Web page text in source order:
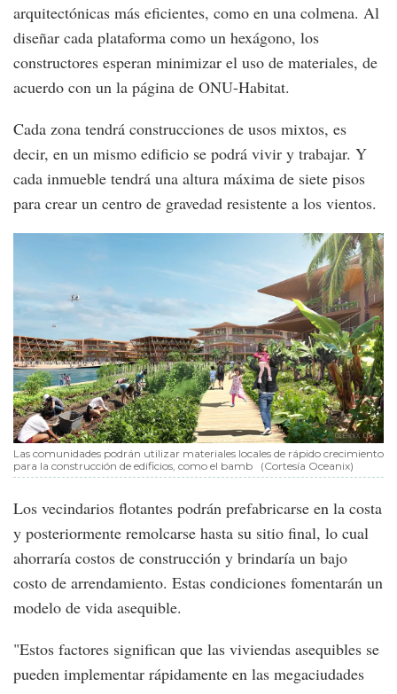
arquitectónicas más eficientes, como en una colmena. Al
diseñar cada plataforma como un hexágono, los
constructores esperan minimizar el uso de materiales, de
acuerdo con un la página de ONU-Habitat.
Cada zona tendrá construcciones de usos mixtos, es
decir, en un mismo edificio se podrá vivir y trabajar. Y
cada inmueble tendrá una altura máxima de siete pisos
para crear un centro de gravedad resistente a los vientos.
Las comunidades podrán utilizar materiales locales de rápido crecimiento
para la construcción de edificios, como el bamb
(Cortesía Oceanix)
Los vecindarios flotantes podrán prefabricarse en la costa
y posteriormente remolcarse hasta su sitio final, lo cual
ahorraría costos de construcción y brindaría un bajo
costo de arrendamiento. Estas condiciones fomentarán un
modelo de vida asequible.
"Estos factores significan que las viviendas asequibles se
pueden implementar rápidamente en las megaciudades